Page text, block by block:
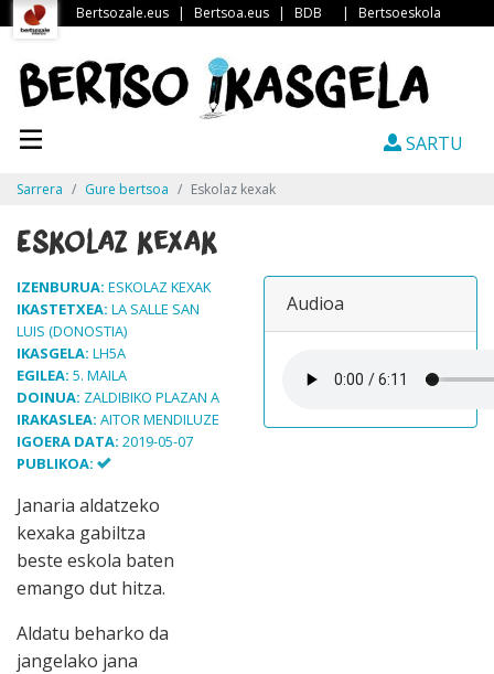
Bertsozale.eus | Bertsoa.eus | BDB | Bertsoeskola
SARTU
Sarrera Gure bertsoa Eskolaz kexak
Eskolaz kexak
IZENBURUA: ESKOLAZ KEXAK
IKASTETXEA: LA SALLE SAN
LUIS (DONOSTIA)
IKASGELA: LH5A
EGILEA: 5. MAILA
DOINUA: ZALDIBIKO PLAZAN A
IRAKASLEA: AITOR MENDILUZE
IGOERA DATA: 2019-05-07
PUBLIKOA:
Audioa
Janaria aldatzeko
kexaka gabiltza
beste eskola baten
emango dut hitza.
Aldatu beharko da
jangelako jana